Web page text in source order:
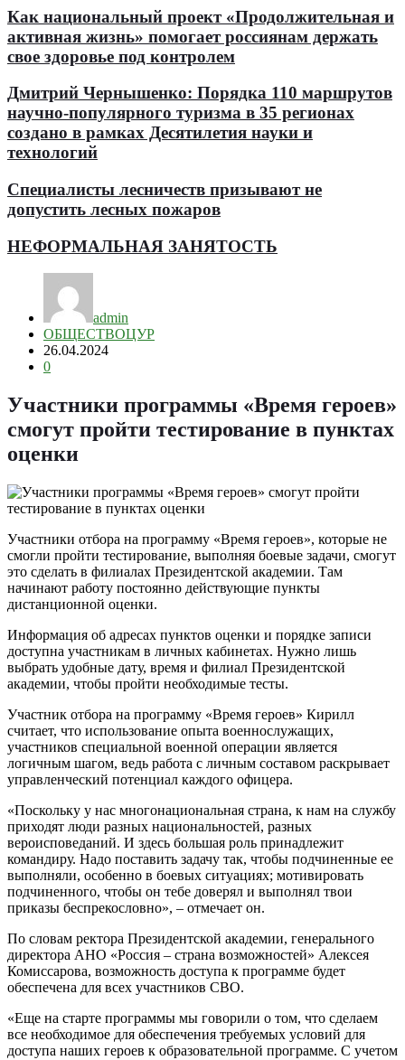
Как национальный проект «Продолжительная и
активная жизнь» помогает россиянам держать
свое здоровье под контролем
Дмитрий Чернышенко: Порядка 110 маршрутов
научно-популярного туризма в 35 регионах
создано в рамках Десятилетия науки и
технологий
Специалисты лесничеств призывают не
допустить лесных пожаров
НЕФОРМАЛЬНАЯ ЗАНЯТОСТЬ
admin
ОБЩЕСТВОЦУР
26.04.2024
0
Участники программы «Время героев»
смогут пройти тестирование в пунктах
оценки
Участники отбора на программу «Время героев», которые не
смогли пройти тестирование, выполняя боевые задачи, смогут
это сделать в филиалах Президентской академии. Там
начинают работу постоянно действующие пункты
дистанционной оценки.
Информация об адресах пунктов оценки и порядке записи
доступна участникам в личных кабинетах. Нужно лишь
выбрать удобные дату, время и филиал Президентской
академии, чтобы пройти необходимые тесты.
Участник отбора на программу «Время героев» Кирилл
считает, что использование опыта военнослужащих,
участников специальной военной операции является
логичным шагом, ведь работа с личным составом раскрывает
управленческий потенциал каждого офицера.
«Поскольку у нас многонациональная страна, к нам на службу
приходят люди разных национальностей, разных
вероисповеданий. И здесь большая роль принадлежит
командиру. Надо поставить задачу так, чтобы подчиненные ее
выполняли, особенно в боевых ситуациях; мотивировать
подчиненного, чтобы он тебе доверял и выполнял твои
приказы беспрекословно», – отмечает он.
По словам ректора Президентской академии, генерального
директора АНО «Россия – страна возможностей» Алексея
Комиссарова, возможность доступа к программе будет
обеспечена для всех участников СВО.
«Еще на старте программы мы говорили о том, что сделаем
все необходимое для обеспечения требуемых условий для
доступа наших героев к образовательной программе. С учетом